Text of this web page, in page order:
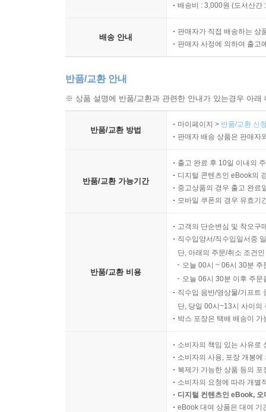
배송비 : 3,000원 (도서산간
배송 안내
판매자가 직접 배송하는 상
판매자 사정에 의하여 출고
반품/교환 안내
※ 상품 설명에 반품/교환과 관련한 안내가 있는경우 아
반품/교환 방법
마이페이지 > 반품/교환 신
판매자 배송 상품은 판매자
반품/교환 가능기간
출고 완료 후 10일 이내의
디지털 콘텐츠인 eBook의
중고상품의 경우 출고 완료
모바일 쿠폰의 경우 유효기
반품/교환 비용
고객의 단순변심 및 착오구
직수입양서/직수입일서중
단, 아래의 주문/취소 조건
오늘 00시 ~ 06시 30분
오늘 06시 30분 이후 주
직수입 음반/영상물/기프트
단, 당일 00시~13시 사이의
박스 포장은 택배 배송이
소비자의 책임 있는 사유로
소비자의 사용, 포장 개봉
복제가 가능한 상품 등의
소비자의 요청에 따라 개별
디지털 컨텐츠인 eBook,
eBook 대여 상품은 대여 기